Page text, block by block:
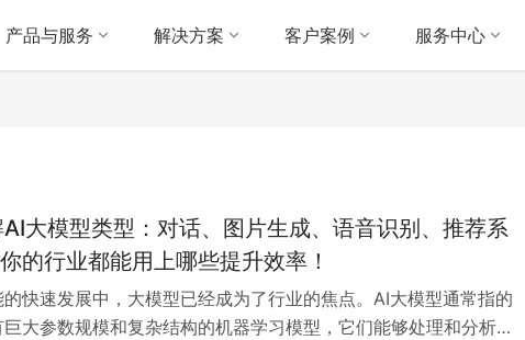
产品与服务 解决方案 客户案例 服务中心
大模型类型：对话、图片生成、语音识别、推荐系
的行业都能用上哪些提升效率！
快速发展中，大模型已经成为了行业的焦点。AI大模型通常指的
大参数规模和复杂结构的机器学习模型，它们能够处理和分析大